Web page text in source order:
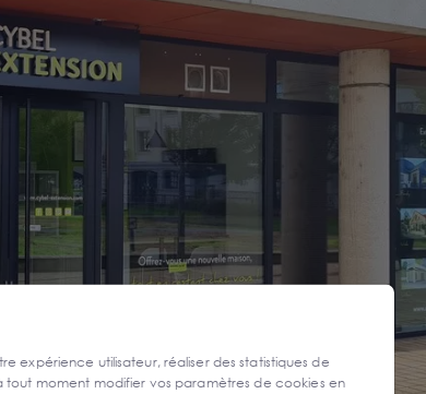
expérience utilisateur, réaliser des statistiques de
tout moment modifier vos paramètres de cookies en